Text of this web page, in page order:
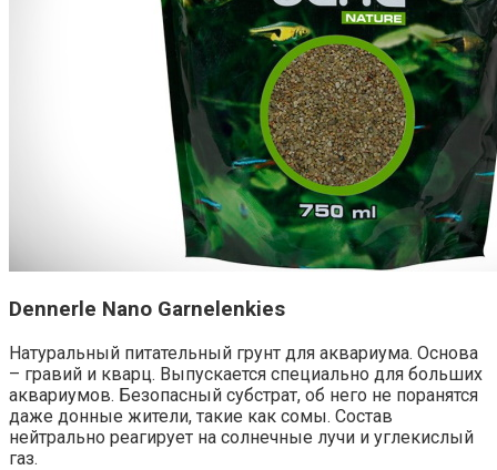
Dennerle Nano Garnelenkies
Натуральный питательный грунт для аквариума. Основа
– гравий и кварц. Выпускается специально для больших
аквариумов. Безопасный субстрат, об него не поранятся
даже донные жители, такие как сомы. Состав
нейтрально реагирует на солнечные лучи и углекислый
газ.